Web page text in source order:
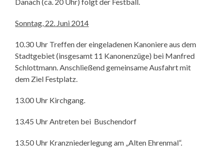
Sonntag, 22. Juni 2014
10.30 Uhr Treffen der eingeladenen Kanoniere aus dem
Stadtgebiet (insgesamt 11 Kanonenzüge) bei Manfred
Schlottmann. Anschließend gemeinsame Ausfahrt mit
dem Ziel Festplatz.
13.00 Uhr Kirchgang.
13.45 Uhr Antreten bei Buschendorf
13.50 Uhr Kranzniederlegung am „Alten Ehrenmal“.